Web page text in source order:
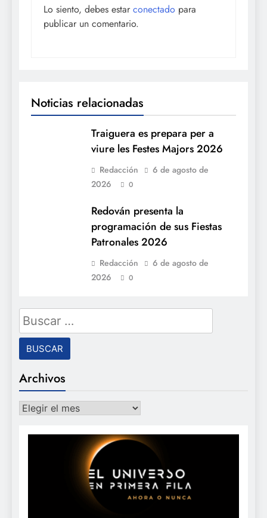
Lo siento, debes estar conectado para
publicar un comentario.
Noticias relacionadas
Traiguera es prepara per a
viure les Festes Majors 2026
Redacción
6 de agosto de
2026
0
Redován presenta la
programación de sus Fiestas
Patronales 2026
Redacción
6 de agosto de
2026
0
Buscar:
Archivos
Archivos